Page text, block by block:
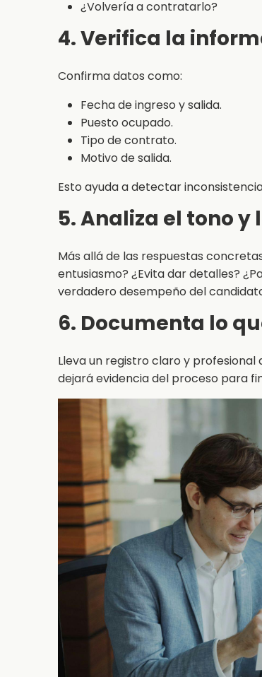
¿Volvería a contratarlo?
4. Verifica la
Confirma datos como:
Fecha de ingreso y salida.
Puesto ocupado.
Tipo de contrato.
Motivo de salida.
Esto ayuda a detectar
5. Analiza el tono
Más allá de las respuestas
entusiasmo? ¿Evita dar detalles?
verdadero desempeño del
6. Documenta lo
Lleva un registro claro y
dejará evidencia del proceso para